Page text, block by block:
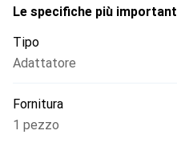
Altezza: 0,8 mm
Le specifiche più
Tipo
Adattatore
Fornitura
1 pezzo